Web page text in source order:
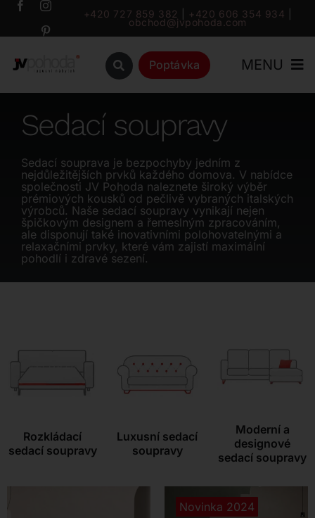
Přeskočit
+420 727 859 382 +420 606 354 934
obchod@jvpohoda.com
Poptávka MENU
Katalog
Značky
Outlet
Sedací soupravy
Sedací souprava je bezpochyby jedním z
nejdůležitějších prvků každého domova. V nabídce
společnosti JV Pohoda naleznete široký výběr
prémiových kousků od pečlivě vybraných italských
výrobců. Naše sedací soupravy vynikají nejen
špičkovým designem a řemeslným zpracováním,
ale disponují také inovativními polohovatelnými a
relaxačními prvky, které vám zajistí maximální
pohodlí i zdravé sezení.
Rozkládací
sedací soupravy
Luxusní sedací
soupravy
Moderní a
designové
sedací soupravy
Novinka 2024